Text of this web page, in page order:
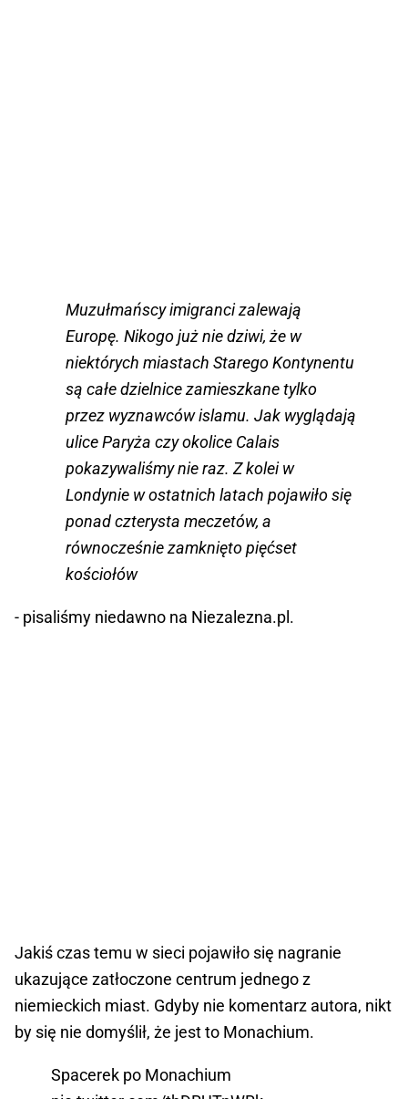
Muzułmańscy imigranci zalewają
Europę. Nikogo już nie dziwi, że w
niektórych miastach Starego Kontynentu
są całe dzielnice zamieszkane tylko
przez wyznawców islamu. Jak wyglądają
ulice Paryża czy okolice Calais
pokazywaliśmy nie raz. Z kolei w
Londynie w ostatnich latach pojawiło się
ponad czterysta meczetów, a
równocześnie zamknięto pięćset
kościołów
- pisaliśmy niedawno na Niezalezna.pl.
Jakiś czas temu w sieci pojawiło się nagranie
ukazujące zatłoczone centrum jednego z
niemieckich miast. Gdyby nie komentarz autora, nikt
by się nie domyślił, że jest to Monachium.
Spacerek po Monachium